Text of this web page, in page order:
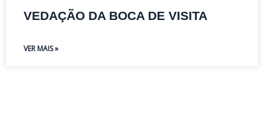
VEDAÇÃO DA BOCA DE VISITA
VER MAIS »